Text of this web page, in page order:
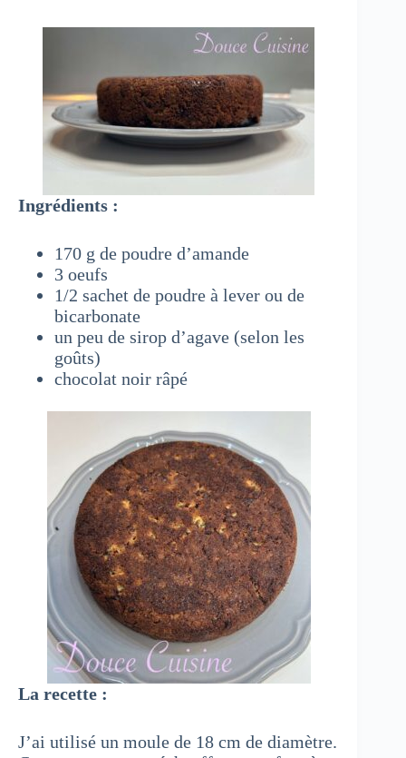
Ingrédients :
170 g de poudre d’amande
3 oeufs
1/2 sachet de poudre à lever ou de
bicarbonate
un peu de sirop d’agave (selon les
goûts)
chocolat noir râpé
La recette :
J’ai utilisé un moule de 18 cm de diamètre.